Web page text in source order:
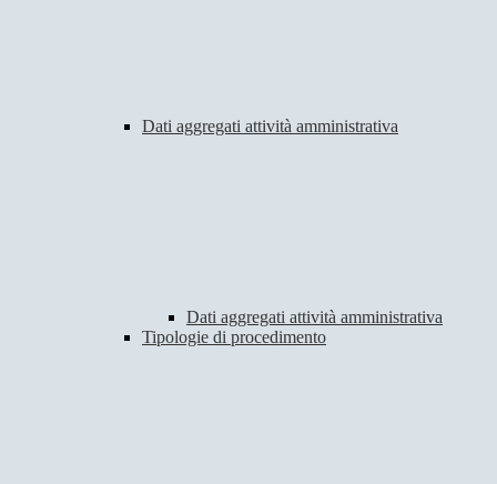
Dati aggregati attività amministrativa
Dati aggregati attività amministrativa
Tipologie di procedimento